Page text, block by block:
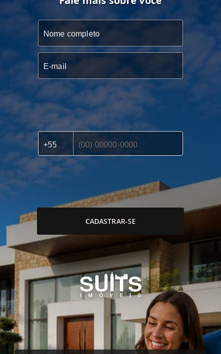
CADASTRAR-SE